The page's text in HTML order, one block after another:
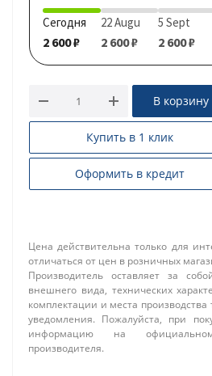
Сегодня
2 600 ₽
22 Augu
2 600 ₽
5 Sept
2 600 ₽
В корзину
Купить в 1 клик
Оформить в кредит
Цена действительна только для
отличаться от цен в розничных
Производитель оставляет за
внешнего вида, технических
комплектации и места производства
уведомления. Пожалуйста, при
информацию на
производителя.